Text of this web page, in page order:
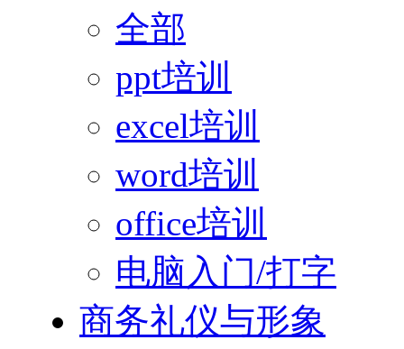
全部
ppt培训
excel培训
word培训
office培训
电脑入门/打字
商务礼仪与形象